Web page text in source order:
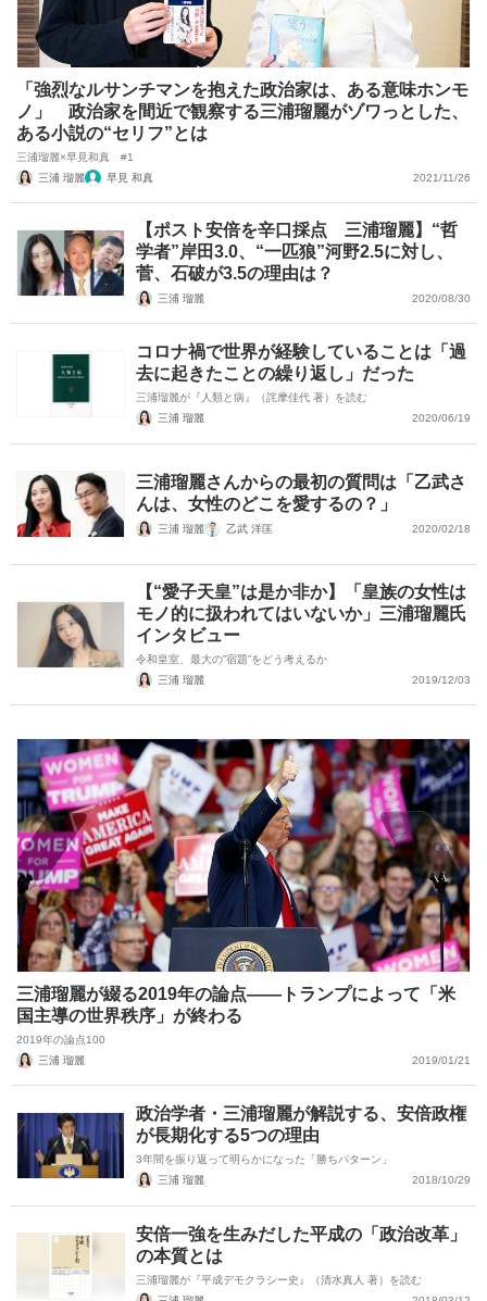
「強烈なルサンチマンを抱えた政治家は、ある意味ホンモ
ノ」 政治家を間近で観察する三浦瑠麗がゾワっとした、
ある小説の“セリフ”とは
三浦瑠麗×早見和真 #1
三浦 瑠麗
早見 和真 2021/11/26
【ポスト安倍を辛口採点 三浦瑠麗】“哲
学者”岸田3.0、“一匹狼”河野2.5に対し、
菅、石破が3.5の理由は？
三浦 瑠麗 2020/08/30
コロナ禍で世界が経験していることは「過
去に起きたことの繰り返し」だった
三浦瑠麗が『人類と病』（詫摩佳代 著）を読む
三浦 瑠麗
2020/06/19
三浦瑠麗さんからの最初の質問は「乙武さ
んは、女性のどこを愛するの？」
三浦 瑠麗 乙武 洋匡 2020/02/18
【“愛子天皇”は是か非か】「皇族の女性は
モノ的に扱われてはいないか」三浦瑠麗氏
インタビュー
令和皇室、最大の”宿題”をどう考えるか
三浦 瑠麗
2019/12/03
三浦瑠麗が綴る2019年の論点――トランプによって「米
国主導の世界秩序」が終わる
2019年の論点100
三浦 瑠麗
2019/01/21
政治学者・三浦瑠麗が解説する、安倍政権
が長期化する5つの理由
3年間を振り返って明らかになった「勝ちパターン」
三浦 瑠麗
2018/10/29
安倍一強を生みだした平成の「政治改革」
の本質とは
三浦瑠麗が『平成デモクラシー史』（清水真人 著）を読む